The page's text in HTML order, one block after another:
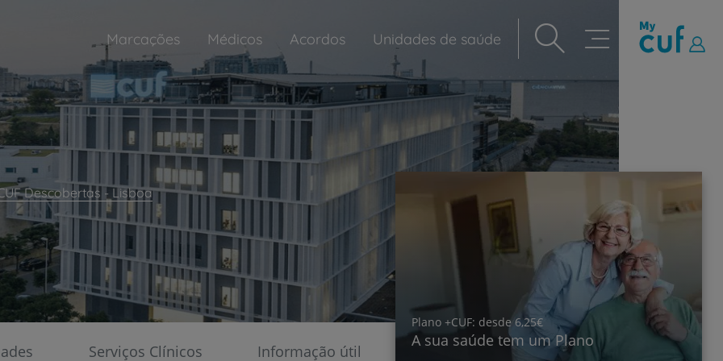
Navegação
principal
Marcações Médicos Acordos Unidades de saúde
Descobertas - Lisboa
Serviços Clínicos Informação útil
Atendimento Permanente
Adultos
Aberto 24h
Pediatria
Aberto 24h
Plano +CUF: desde 6,25€
A sua saúde tem um Plano